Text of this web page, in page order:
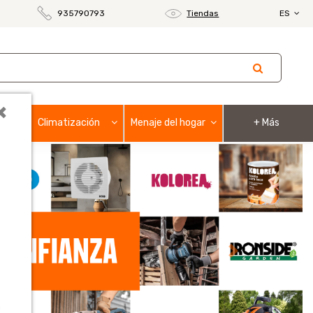
935790793 Tiendas ES
Climatización Menaje del hogar + Más
Next